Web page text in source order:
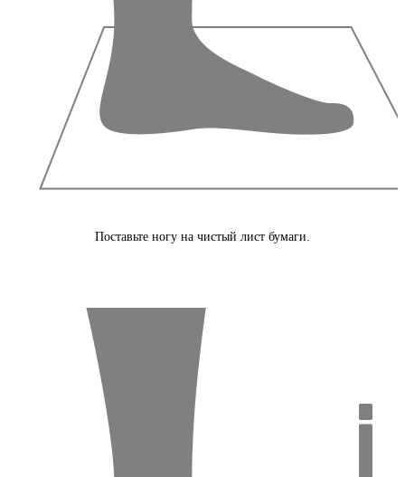
Поставьте ногу на чистый лист бумаги.